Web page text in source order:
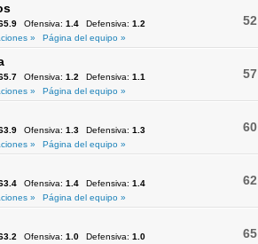
Ofensiva: 1.4 Defensiva: 1.2
»
Página del equipo »
52
Ofensiva: 1.2 Defensiva: 1.1
»
Página del equipo »
57
Ofensiva: 1.3 Defensiva: 1.3
»
Página del equipo »
60
Ofensiva: 1.4 Defensiva: 1.4
»
Página del equipo »
62
Ofensiva: 1.0 Defensiva: 1.0
65